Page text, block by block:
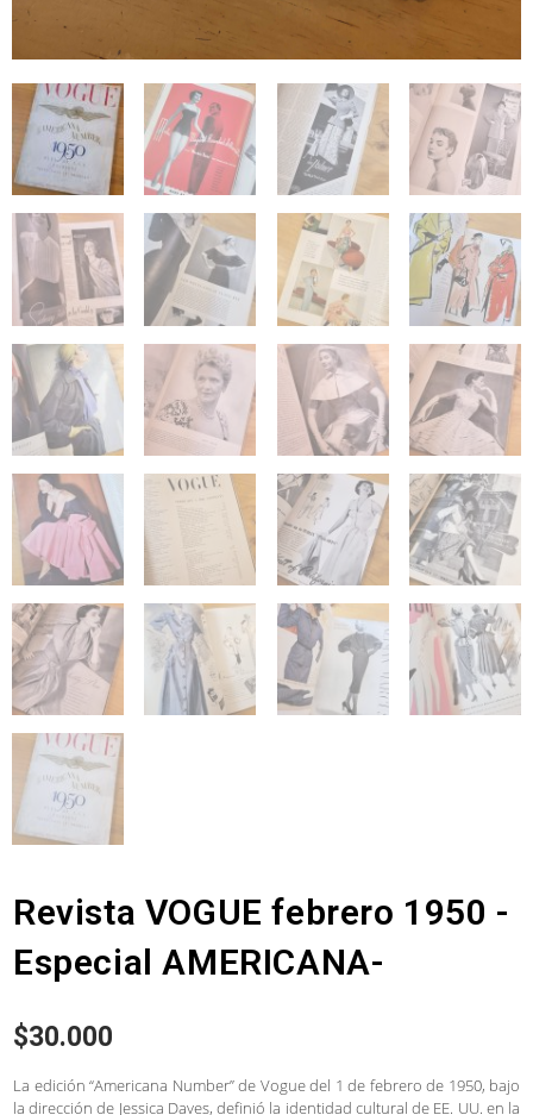
Revista VOGUE febrero 1950 -
Especial AMERICANA-
$30.000
La edición “Americana Number” de Vogue del 1 de febrero de 1950, bajo
la dirección de Jessica Daves, definió la identidad cultural de EE. UU. en la